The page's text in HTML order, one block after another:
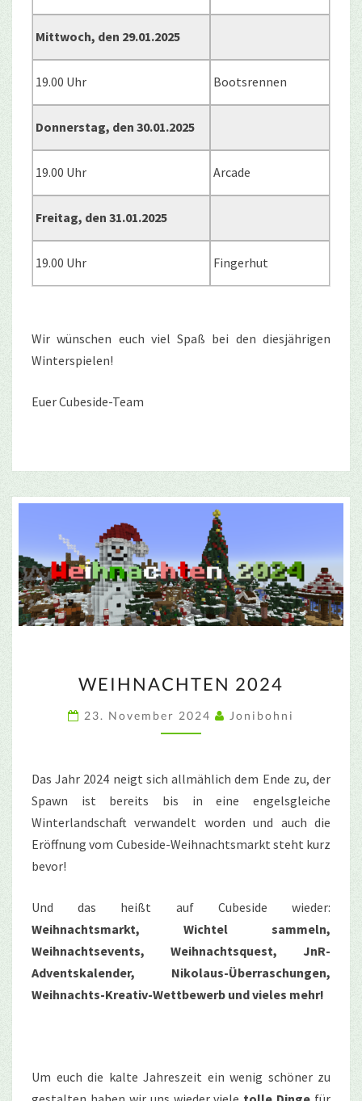
Mittwoch, den 29.01.2025
19.00 Uhr Bootsrennen
Donnerstag, den 30.01.2025
19.00 Uhr Arcade
Freitag, den 31.01.2025
19.00 Uhr Fingerhut
Wir wünschen euch viel Spaß bei den diesjährigen
Winterspielen!
Euer Cubeside-Team
2024
WEIHNACHTEN 2024
23. November 2024 Jonibohni
Das Jahr 2024 neigt sich allmählich dem Ende zu, der
Spawn ist bereits bis in eine engelsgleiche
Winterlandschaft verwandelt worden und auch die
Eröffnung vom Cubeside-Weihnachtsmarkt steht kurz
bevor!
Und das heißt auf Cubeside wieder:
Weihnachtsmarkt, Wichtel sammeln,
Weihnachtsevents, Weihnachtsquest, JnR-
Adventskalender, Nikolaus-Überraschungen,
Weihnachts-Kreativ-Wettbewerb und vieles mehr!
Um euch die kalte Jahreszeit ein wenig schöner zu